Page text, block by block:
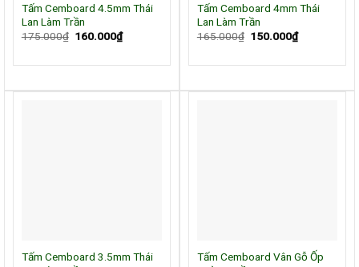
Tấm Cemboard 4.5mm Thái
Lan Làm Trần
175.000₫ Giá
175.000₫.
160.000₫Giá
hiện
là:
Tấm Cemboard 4mm Thái
Lan Làm Trần
165.000₫ Giá
165.000₫.
150.000₫Giá
hiện
là:
Tấm Cemboard 3.5mm Thái
Tấm Cemboard Vân Gỗ Ốp